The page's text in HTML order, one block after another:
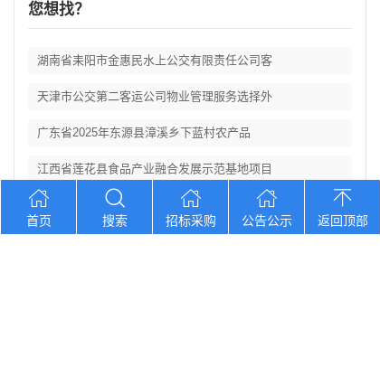
您想找？
湖南省耒阳市金惠民水上公交有限责任公司客
天津市公交第二客运公司物业管理服务选择外
广东省2025年东源县漳溪乡下蓝村农产品
江西省莲花县食品产业融合发展示范基地项目
广东省开平市国顺公共交通有限公司2026
首页 搜索 招标采购 公告公示 返回顶部